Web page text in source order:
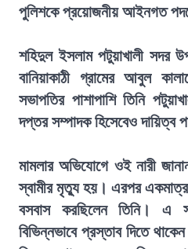
পুলিশকে প্রয়োজনীয় আইনগত
শহিদুল ইসলাম পটুয়াখালী সদর
বানিয়াকাঠী গ্রামের আবুল
সভাপতির পাশাপাশি তিনি
দপ্তর সম্পাদক হিসেবেও দায়িত্ব
মামলার অভিযোগে ওই নারী
স্বামীর মৃত্যু হয়। এরপর একমাত্র
বসবাস করছিলেন তিনি। এ
বিভিন্নভাবে প্রস্তাব দিতে